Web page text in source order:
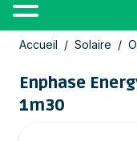
Allez au contenu
Accueil / Solaire /
Enphase
1m30